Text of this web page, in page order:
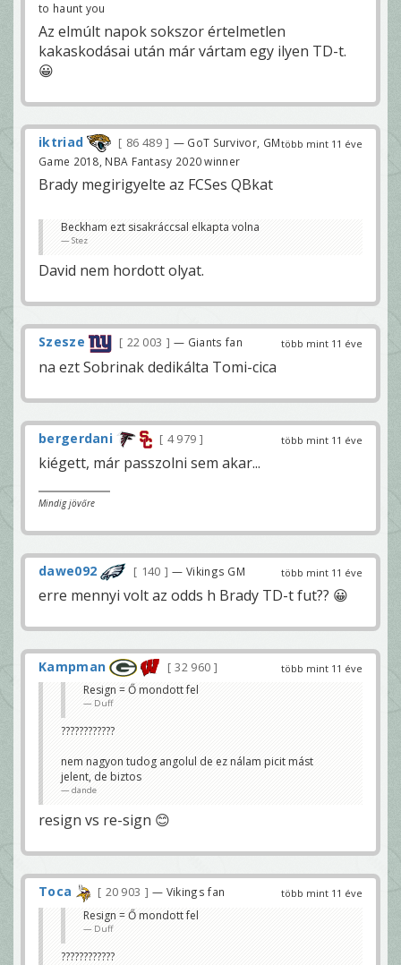
to haunt you
Az elmúlt napok sokszor értelmetlen
kakaskodásai után már vártam egy ilyen TD-t.
😀
több mint 11 éve
iktriad 86 489
— GoT Survivor, GM
Game 2018, NBA Fantasy 2020 winner
Brady megirigyelte az FCSes QBkat
Beckham ezt sisakráccsal elkapta volna
Stez
David nem hordott olyat.
több mint 11 éve
Szesze 22 003 — Giants fan
na ezt Sobrinak dedikálta Tomi-cica
több mint 11 éve
bergerdani 4 979
kiégett, már passzolni sem akar...
Mindig jövőre
több mint 11 éve
dawe092 140 — Vikings GM
erre mennyi volt az odds h Brady TD-t fut?? 😀
több mint 11 éve
Kampman
32 960
Resign = Ő mondott fel
Duff
????????????
nem nagyon tudog angolul de ez nálam picit mást
jelent, de biztos
dande
resign vs re-sign 😊
több mint 11 éve
Toca 20 903 — Vikings fan
Resign = Ő mondott fel
Duff
????????????